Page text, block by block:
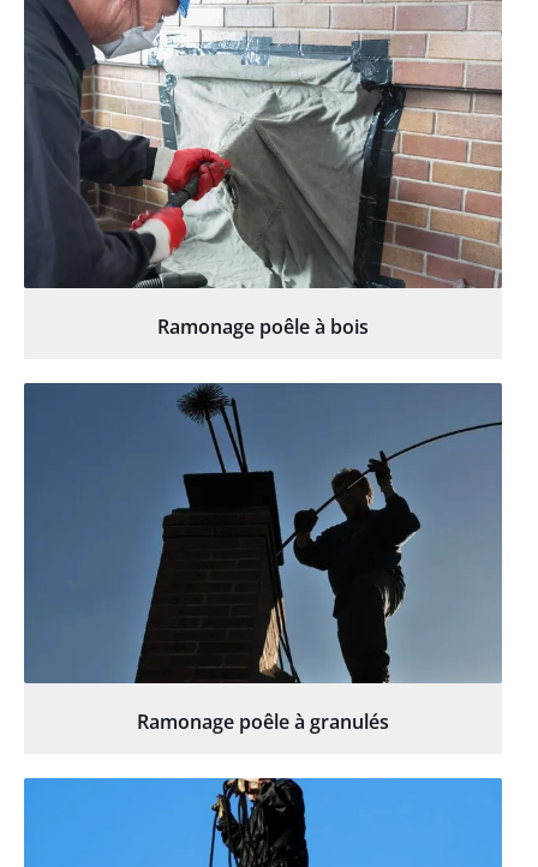
Ramonage poêle à bois
Ramonage poêle à granulés